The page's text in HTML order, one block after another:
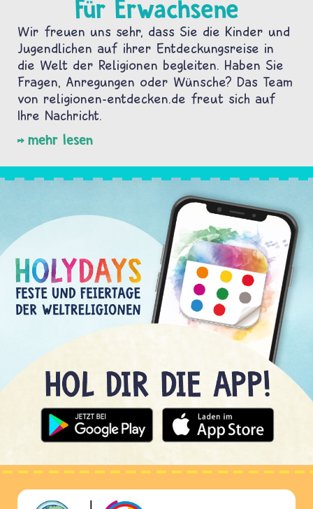
Für Erwachsene
Wir freuen uns sehr, dass Sie die Kinder und
Jugendlichen auf ihrer Entdeckungsreise in
die Welt der Religionen begleiten. Haben Sie
Fragen, Anregungen oder Wünsche? Das Team
von religionen-entdecken.de freut sich auf
Ihre Nachricht.
mehr lesen